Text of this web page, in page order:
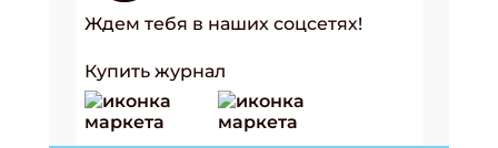
Ждем тебя в наших соцсетях!
Купить журнал